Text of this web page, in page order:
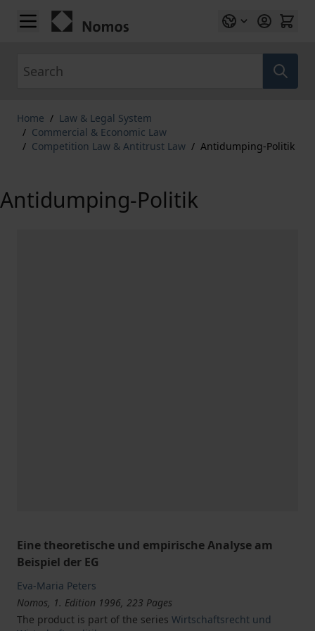
Skip to Content
Home / Law & Legal System
/ Commercial & Economic Law
/ Competition Law & Antitrust Law / Antidumping-Politik
Antidumping-Politik
Eine theoretische und empirische Analyse am
Beispiel der EG
Eva-Maria Peters
Nomos, 1. Edition 1996, 223 Pages
The product is part of the series Wirtschaftsrecht und